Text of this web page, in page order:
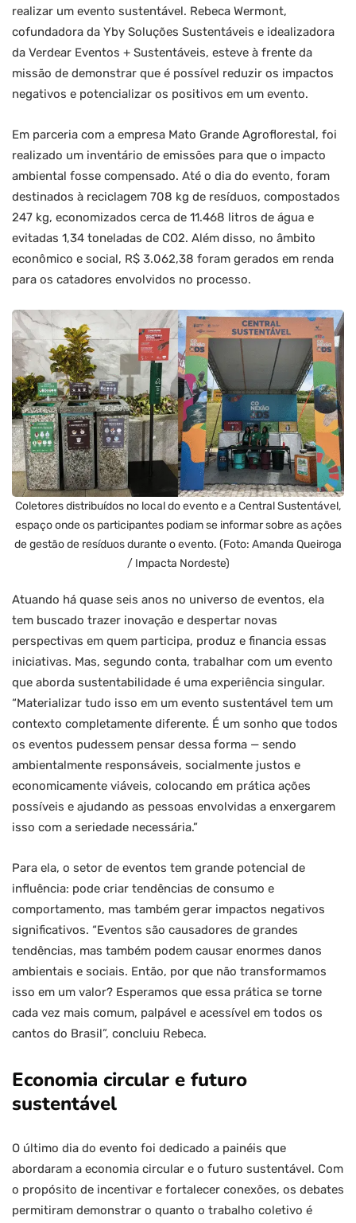
realizar um evento sustentável. Rebeca Wermont,
cofundadora da Yby Soluções Sustentáveis e idealizadora
da Verdear Eventos + Sustentáveis, esteve à frente da
missão de demonstrar que é possível reduzir os impactos
negativos e potencializar os positivos em um evento.
Em parceria com a empresa Mato Grande Agroflorestal, foi
realizado um inventário de emissões para que o impacto
ambiental fosse compensado. Até o dia do evento, foram
destinados à reciclagem 708 kg de resíduos, compostados
247 kg, economizados cerca de 11.468 litros de água e
evitadas 1,34 toneladas de CO2. Além disso, no âmbito
econômico e social, R$ 3.062,38 foram gerados em renda
para os catadores envolvidos no processo.
Coletores distribuídos no local do evento e a Central Sustentável,
espaço onde os participantes podiam se informar sobre as ações
de gestão de resíduos durante o evento. (Foto: Amanda Queiroga
/ Impacta Nordeste)
Atuando há quase seis anos no universo de eventos, ela
tem buscado trazer inovação e despertar novas
perspectivas em quem participa, produz e financia essas
iniciativas. Mas, segundo conta, trabalhar com um evento
que aborda sustentabilidade é uma experiência singular.
“Materializar tudo isso em um evento sustentável tem um
contexto completamente diferente. É um sonho que todos
os eventos pudessem pensar dessa forma — sendo
ambientalmente responsáveis, socialmente justos e
economicamente viáveis, colocando em prática ações
possíveis e ajudando as pessoas envolvidas a enxergarem
isso com a seriedade necessária.”
Para ela, o setor de eventos tem grande potencial de
influência: pode criar tendências de consumo e
comportamento, mas também gerar impactos negativos
significativos. “Eventos são causadores de grandes
tendências, mas também podem causar enormes danos
ambientais e sociais. Então, por que não transformamos
isso em um valor? Esperamos que essa prática se torne
cada vez mais comum, palpável e acessível em todos os
cantos do Brasil”, concluiu Rebeca.
Economia circular e futuro
sustentável
O último dia do evento foi dedicado a painéis que
abordaram a economia circular e o futuro sustentável. Com
o propósito de incentivar e fortalecer conexões, os debates
permitiram demonstrar o quanto o trabalho coletivo é